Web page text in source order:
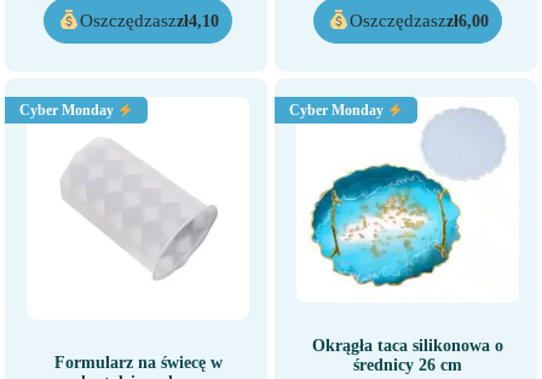
Oszczędzaszzł4,10 Oszczędzaszzł6,00
Cyber Monday
Formularz na świecę w
Cyber Monday
Okrągła taca silikonowa o
średnicy 26 cm